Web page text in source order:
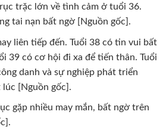
trặc lớn về tình cảm ở tuổi 36.
tai nạn bất ngờ [Nguồn gốc].
liên tiếp đến. Tuổi 38 có tin vui bất
39 có cơ hội đi xa để tiến thân. Tuổi
danh và sự nghiệp phát triển
lúc [Nguồn gốc].
gặp nhiều may mắn, bất ngờ trên